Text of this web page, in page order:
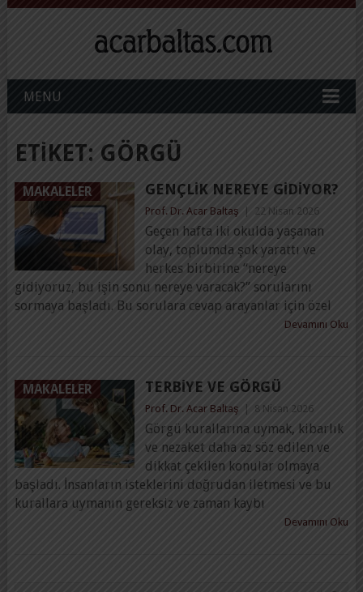
MENU
ETIKET: GÖRGÜ
MAKALELER GENÇLIK NEREYE GIDIYOR?
Prof. Dr. Acar Baltaş 22 Nisan 2026
Geçen hafta iki okulda yaşanan
olay, toplumda şok yarattı ve
herkes birbirine “nereye
gidiyoruz, bu işin sonu nereye varacak?” sorularını
sormaya başladı. Bu sorulara cevap arayanlar için özel
Devamını Oku
MAKALELER TERBIYE VE GÖRGÜ
Prof. Dr. Acar Baltaş 8 Nisan 2026
Görgü kurallarına uymak, kibarlık
ve nezaket daha az söz edilen ve
dikkat çekilen konular olmaya
başladı. İnsanların isteklerini doğrudan iletmesi ve bu
kurallara uymanın gereksiz ve zaman kaybı
Devamını Oku